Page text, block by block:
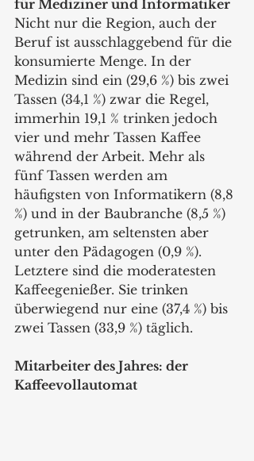
für Mediziner und Informatiker
Nicht nur die Region, auch der
Beruf ist ausschlaggebend für die
konsumierte Menge. In der
Medizin sind ein (29,6 %) bis zwei
Tassen (34,1 %) zwar die Regel,
immerhin 19,1 % trinken jedoch
vier und mehr Tassen Kaffee
während der Arbeit. Mehr als
fünf Tassen werden am
häufigsten von Informatikern (8,8
%) und in der Baubranche (8,5 %)
getrunken, am seltensten aber
unter den Pädagogen (0,9 %).
Letztere sind die moderatesten
Kaffeegenießer. Sie trinken
überwiegend nur eine (37,4 %) bis
zwei Tassen (33,9 %) täglich.
Mitarbeiter des Jahres: der
Kaffeevollautomat